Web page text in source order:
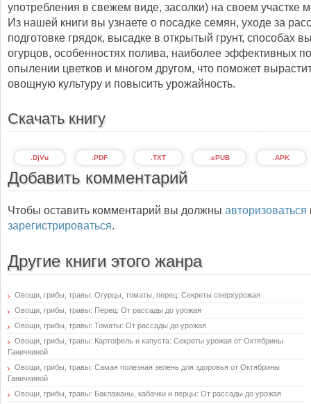
употребления в свежем виде, засолки) на своем участке
Из нашей книги вы узнаете о посадке семян, уходе за
подготовке грядок, высадке в открытый грунт, способах
огурцов, особенностях полива, наиболее эффективных
опылении цветков и многом другом, что поможет
овощную культуру и повысить урожайность.
Скачать книгу
.APK
.ePUB
.TXT
.PDF
.DjVu
Добавить комментарий
Чтобы оставить комментарий вы должны авторизоваться
зарегистрироваться.
Другие книги этого жанра
Овощи, грибы, травы: Огурцы, томаты, перец: Секреты сверхурожая
Овощи, грибы, травы: Перец: От рассады до урожая
Овощи, грибы, травы: Томаты: От рассады до урожая
Овощи, грибы, травы: Картофель и капуста: Секреты урожая от Октябрины
Ганичкиной
Овощи, грибы, травы: Самая полезная зелень для здоровья от Октябрины
Ганичкиной
Овощи, грибы, травы: Баклажаны, кабачки и перцы: От рассады до урожая